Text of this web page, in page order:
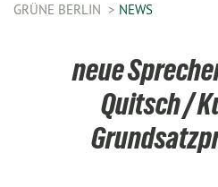
GRÜNE BERLIN NEWS
neue
Quitsch /